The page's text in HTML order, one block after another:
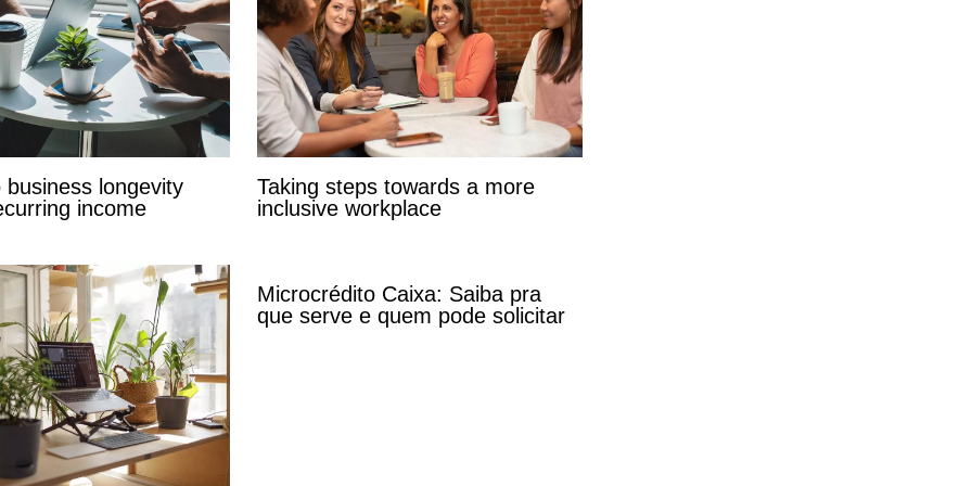
business longevity
income
Taking steps towards a more
inclusive workplace
Microcrédito Caixa: Saiba pra
que serve e quem pode solicitar